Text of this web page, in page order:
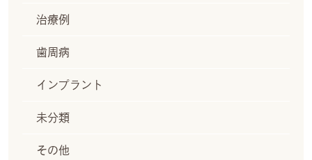
治療例
歯周病
インプラント
未分類
その他